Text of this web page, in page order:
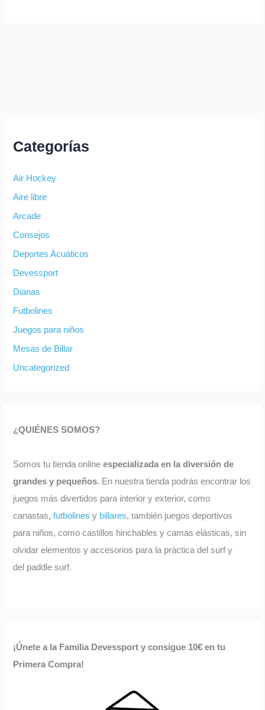
Categorías
Air Hockey
Aire libre
Arcade
Consejos
Deportes Acuáticos
Devessport
Dianas
Futbolines
Juegos para niños
Mesas de Billar
Uncategorized
¿QUIÉNES SOMOS?
Somos tu tienda onlineespecializada en la diversión de
grandes y pequeños. En nuestra tienda podrás encontrar los
juegos más divertidos para interior y exterior, como
canastas,futbolines y billares, también juegos deportivos
para niños, como castillos hinchables y camas elásticas, sin
olvidar elementos y accesorios para la práctica del surf y
del paddle surf.
¡Únete a la Familia Devessport y consigue 10€ en tu
Primera Compra!